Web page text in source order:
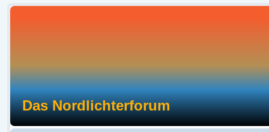
Das Nordlichterforum